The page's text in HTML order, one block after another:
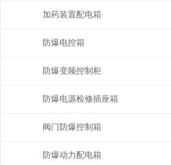
加药装置配电箱
防爆电控箱
防爆变频控制柜
防爆电源检修插座箱
阀门防爆控制箱
防爆动力配电箱